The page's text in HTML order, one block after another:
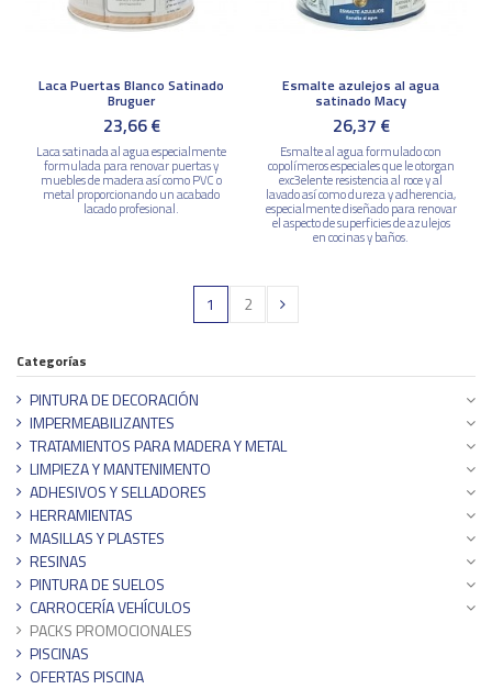
Laca Puertas Blanco Satinado
Bruguer
23,66 €
Laca satinada al agua especialmente
formulada para renovar puertas y
muebles de madera así como PVC o
metal proporcionando un acabado
lacado profesional.
Esmalte azulejos al agua
satinado Macy
26,37 €
Esmalte al agua formulado con
copolímeros especiales que le otorgan
exc3elente resistencia al roce y al
lavado así como dureza y adherencia,
especialmente diseñado para renovar
el aspecto de superficies de azulejos
en cocinas y baños.
1 2
Categorías
PINTURA DE DECORACIÓN
IMPERMEABILIZANTES
TRATAMIENTOS PARA MADERA Y METAL
LIMPIEZA Y MANTENIMENTO
ADHESIVOS Y SELLADORES
HERRAMIENTAS
MASILLAS Y PLASTES
RESINAS
PINTURA DE SUELOS
CARROCERÍA VEHÍCULOS
PACKS PROMOCIONALES
PISCINAS
OFERTAS PISCINA